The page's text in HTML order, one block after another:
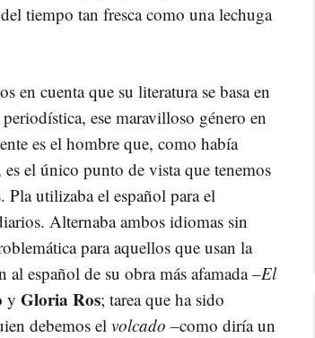
tiempo tan fresca como una lechuga
en cuenta que su literatura se basa en
ese maravilloso género en
es el hombre que, como había
el único punto de vista que tenemos
utilizaba el español para el
Alternaba ambos idiomas sin
para aquellos que usan la
español de su obra más afamada –El
y Gloria Ros; tarea que ha sido
debemos el volcado –como diría un